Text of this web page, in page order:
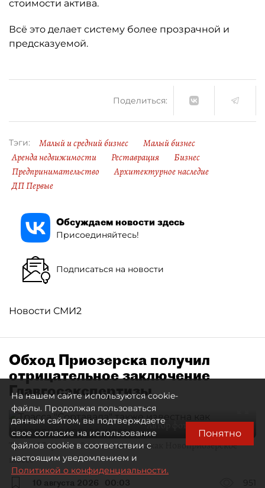
стоимости актива.
Всё это делает систему более прозрачной и
предсказуемой.
Поделиться:
Тэги: Малый и средний бизнес
Малый бизнес
Аренда недвижимости
Реставрация
Бизнес
Предпринимательство
Архитектурное наследие
ДП Первые
Обсуждаем новости здесь
Присоединяйтесь!
Подписаться на новости
Новости СМИ2
Обход Приозерска получил
отрицательное заключение
Главгосэкспертизы
Автор фото:Ковалёв Пётр
Трасса "Сортавала" также известна как Новоприозерское
шоссе
10 августа 2026 00:03 951
На нашем сайте используются cookie-
файлы. Продолжая пользоваться
данным сайтом, вы подтверждаете
свое согласие на использование
файлов cookie в соответствии с
настоящим уведомлением и
Политикой о конфиденциальности.
Понятно